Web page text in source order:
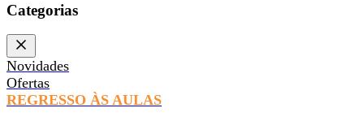
Categorias
Novidades
Ofertas
REGRESSO ÀS AULAS